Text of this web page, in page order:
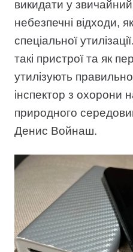
викидати у
небезпечні відходи,
спеціальної
такі пристрої та як
утилізують
інспектор з охорони
природного
Денис Войнаш.